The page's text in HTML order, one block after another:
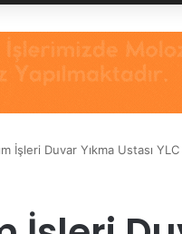
İşleri Duvar Yıkma Ustası